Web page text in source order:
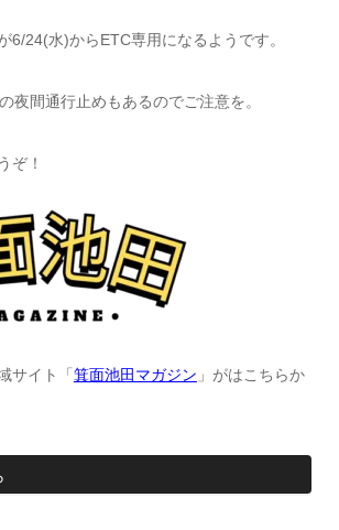
6/24(水)からETC専用になるようです。
夜間通行止めもあるのでご注意を。
ぞ！
サイト「 箕面池田マガジン 」がはこちらか